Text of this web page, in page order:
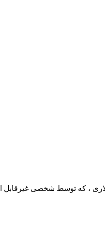
، یک باند 5+1 به هنگ کنگ پرواز می کند تا در یک کازینو ماکائو ، از یک